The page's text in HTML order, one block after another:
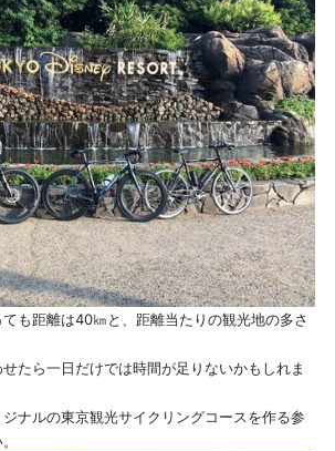
も距離は40㎞と、距離当たりの観光地の多さ
たら一日だけでは時間が足りないかもしれま
ナルの東京観光サイクリングコースを作る参